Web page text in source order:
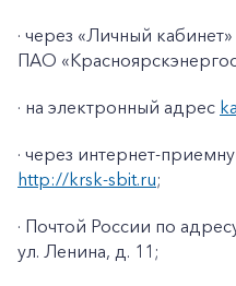
· через «Личный
ПАО
· на электронный адрес
· через интернет-
http://krsk-sbit.ru;
· Почтой России по
ул. Ленина, д. 11;